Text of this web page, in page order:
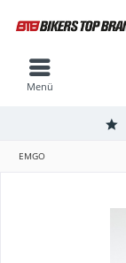
Menü
EMGO